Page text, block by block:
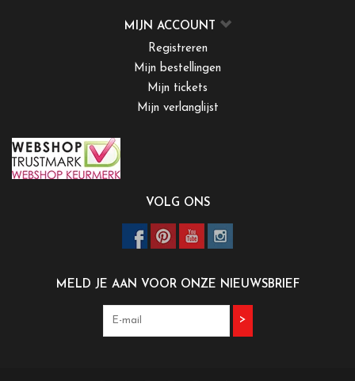
MIJN ACCOUNT
Registreren
Mijn bestellingen
Mijn tickets
Mijn verlanglijst
VOLG ONS
MELD JE AAN VOOR ONZE NIEUWSBRIEF
>